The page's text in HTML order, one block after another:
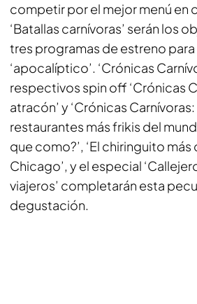
competir por el mejor menú en
‘Batallas carnívoras’ serán los
tres programas de estreno
‘apocalíptico’. ‘Crónicas
respectivos spin off ‘Crónicas
atracón’ y ‘Crónicas Carnívoras:
restaurantes más frikis del
que como?’, ‘El chiringuito
Chicago’, y el especial
viajeros’ completarán esta
degustación.